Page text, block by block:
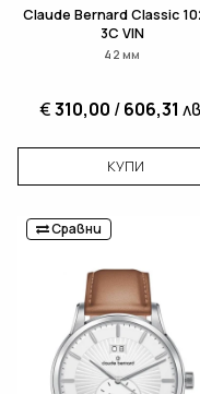
Claude Bernard Classic
3C VIN
42 мм
€310,00 /606,31
КУПИ
Сравни